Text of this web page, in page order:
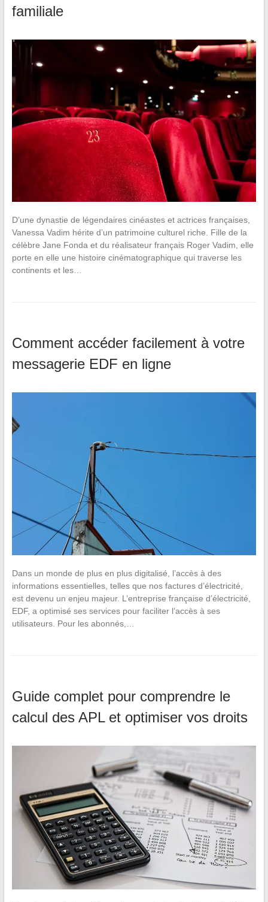
familiale
D’une dynastie de légendaires cinéastes et actrices françaises,
Vanessa Vadim hérite d’un patrimoine culturel riche. Fille de la
célèbre Jane Fonda et du réalisateur français Roger Vadim, elle
porte en elle une histoire cinématographique qui traverse les
continents et les…
Comment accéder facilement à votre
messagerie EDF en ligne
Dans un monde de plus en plus digitalisé, l’accès à des
informations essentielles, telles que nos factures d’électricité,
est devenu un enjeu majeur. L’entreprise française d’électricité,
EDF, a optimisé ses services pour faciliter l’accès à ses
utilisateurs. Pour les abonnés,…
Guide complet pour comprendre le
calcul des APL et optimiser vos droits